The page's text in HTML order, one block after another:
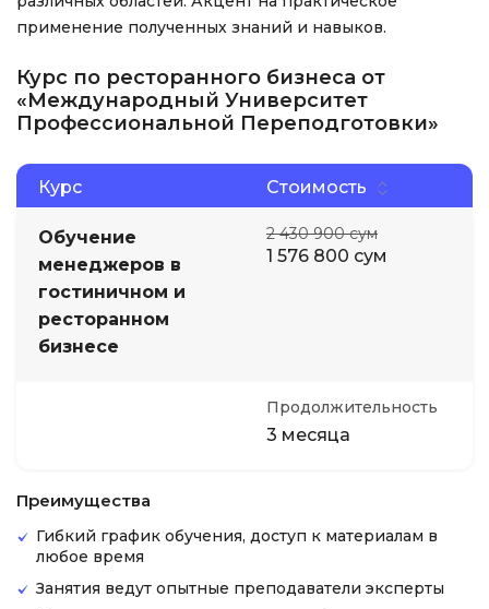
применение полученных знаний и навыков.
Курс по ресторанного бизнеса от
«Международный Университет
Профессиональной Переподготовки»
Курс Стоимость
Обучение
менеджеров в
гостиничном и
ресторанном
бизнесе
2 430 900 сум
1 576 800 сум
Продолжительность
3 месяца
Преимущества
Гибкий график обучения, доступ к материалам в
любое время
Занятия ведут опытные преподаватели эксперты